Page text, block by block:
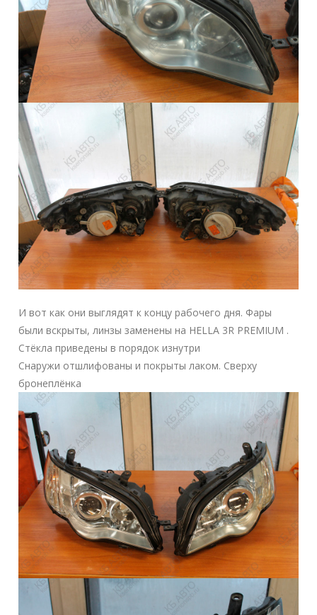
И вот как они выглядят к концу рабочего дня. Фары
были вскрыты, линзы заменены на HELLA 3R PREMIUM .
Стёкла приведены в порядок изнутри
Снаружи отшлифованы и покрыты лаком. Сверху
бронеплёнка